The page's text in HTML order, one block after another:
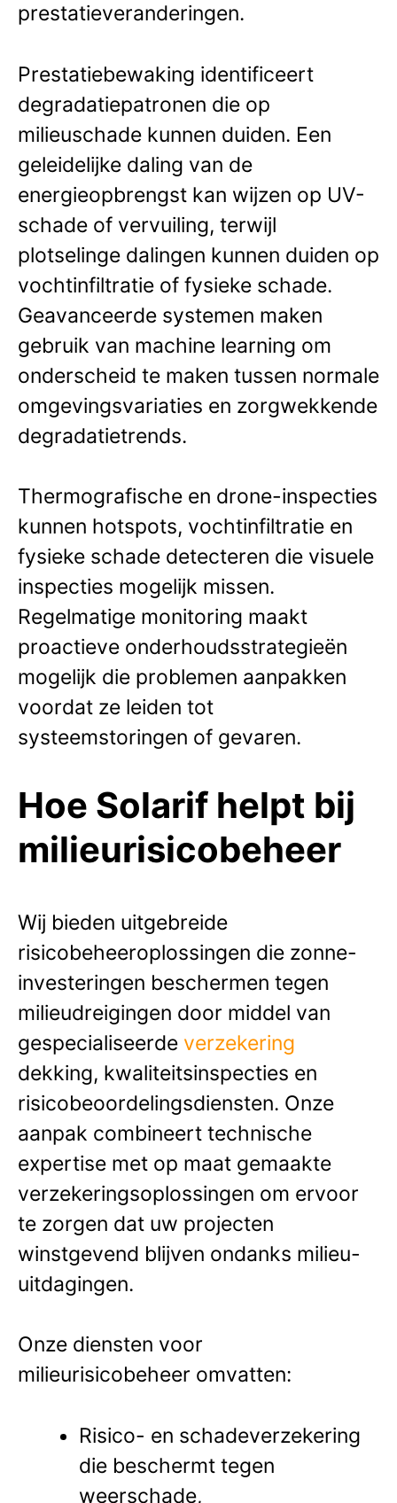
prestatieveranderingen.
Prestatiebewaking identificeert
degradatiepatronen die op
milieuschade kunnen duiden. Een
geleidelijke daling van de
energieopbrengst kan wijzen op UV-
schade of vervuiling, terwijl
plotselinge dalingen kunnen duiden op
vochtinfiltratie of fysieke schade.
Geavanceerde systemen maken
gebruik van machine learning om
onderscheid te maken tussen normale
omgevingsvariaties en zorgwekkende
degradatietrends.
Thermografische en drone-inspecties
kunnen hotspots, vochtinfiltratie en
fysieke schade detecteren die visuele
inspecties mogelijk missen.
Regelmatige monitoring maakt
proactieve onderhoudsstrategieën
mogelijk die problemen aanpakken
voordat ze leiden tot
systeemstoringen of gevaren.
Hoe Solarif helpt bij
milieurisicobeheer
Wij bieden uitgebreide
risicobeheeroplossingen die zonne-
investeringen beschermen tegen
milieudreigingen door middel van
gespecialiseerde verzekering
dekking, kwaliteitsinspecties en
risicobeoordelingsdiensten. Onze
aanpak combineert technische
expertise met op maat gemaakte
verzekeringsoplossingen om ervoor
te zorgen dat uw projecten
winstgevend blijven ondanks milieu-
uitdagingen.
Onze diensten voor
milieurisicobeheer omvatten:
Risico- en schadeverzekering
die beschermt tegen
weerschade,